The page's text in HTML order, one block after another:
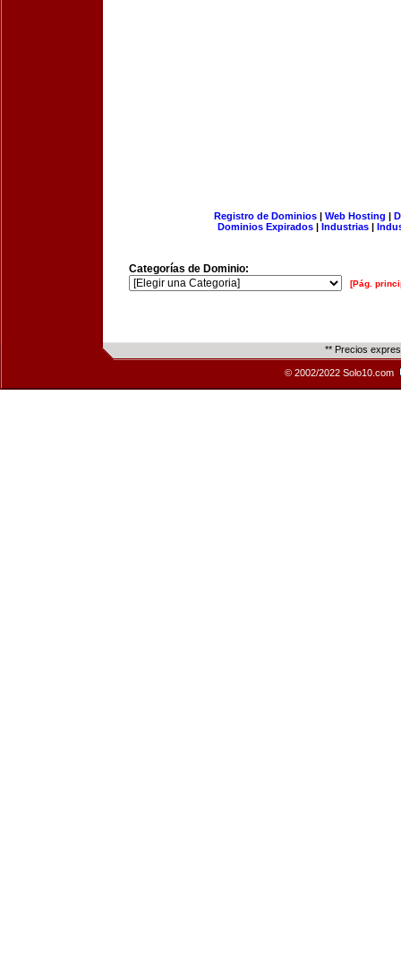
Registro de Dominios| Web Hosting |
Dominios Expirados | Industrias |
Categorías de Dominio:
[Pág.
** Precios
© 2002/2022 Solo10.com